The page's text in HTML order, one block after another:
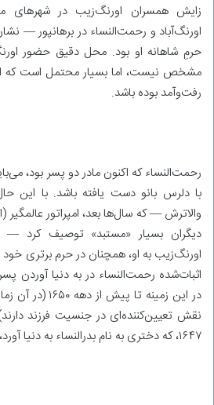
زایش همسران اورنگ‌زیب در شهرهای
اورنگ‌آباد و رحمت‌النساء در برهانپور —
حرمِ شاهانه‌ او بود. محل دقیق حضور
مشخص نیست، اما بسیار محتمل است که
رفت‌وآمد بوده باشد.
رحمت‌النساء که اکنون مادر دو پسر بود،
با دلرس بانو دست یافته باشد. با این
والاترش — که سال‌ها بعد، امپراتور عالمگیر
دیگران بسیار «مستبد» توصیف کرد —
اورنگ‌زیب به او، همچنان در حرم برتری خود
اثبات‌شده‌ رحمت‌النساء در به دنیا آوردن
در این زمینه تا
نقش تعیین‌کننده‌ای در جنسیت فرزند
۱۶۴۷، که دختری به نام بدرالنساء به دنیا آورد، دیگر صاحب فرزندی نشد.